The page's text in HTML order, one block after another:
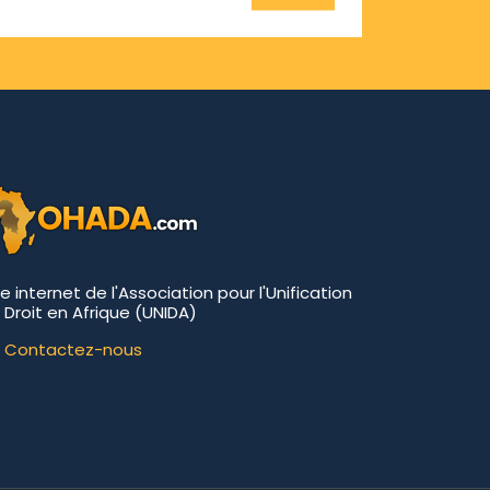
internet de l'Association pour l'Unification
en Afrique (UNIDA)
Contactez-nous